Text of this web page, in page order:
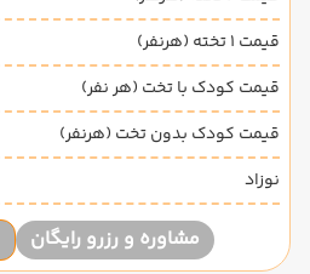
قیمت 1 تخته (هرنفر)
قیمت کودک با تخت (هر نفر)
قیمت کودک بدون تخت (هرنفر)
نوزاد
مشاوره و رزرو رایگان